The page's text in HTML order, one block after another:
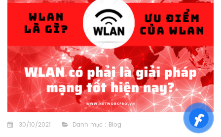
30/10/2021 Danh mục : Blog